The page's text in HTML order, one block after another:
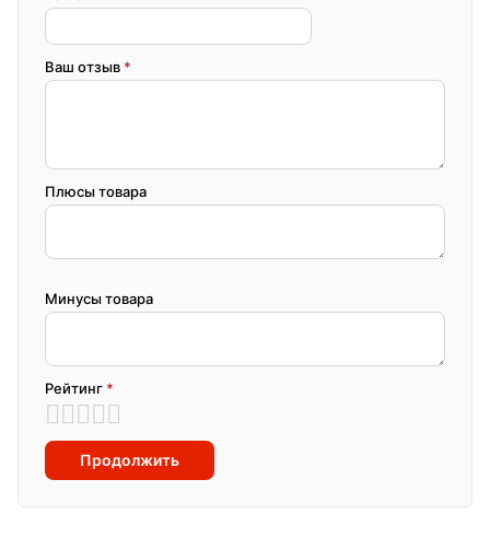
Ваш отзыв *
Плюсы товара
Минусы товара
Рейтинг *
Продолжить